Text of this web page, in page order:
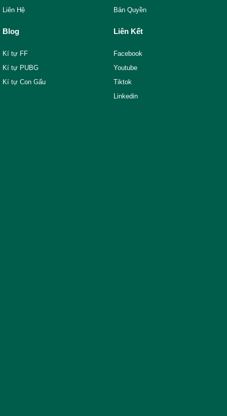
Liên Hệ
Bản Quyền
Blog
Kí tự FF
Kí tự PUBG
Kí tự Con Gấu
Liên Kết
Facebook
Youtube
Tiktok
Linkedin